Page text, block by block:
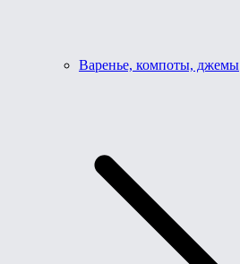
Варенье, компоты, джемы